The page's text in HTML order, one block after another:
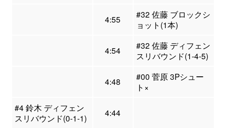
4:55
#32 佐藤 ブロックシ
ョット(1本)
4:54
#32 佐藤 ディフェン
スリバウンド(1-4-5)
4:48
#00 菅原 3Pシュー
ト×
#4 鈴木 ディフェン
スリバウンド(0-1-1)
4:44